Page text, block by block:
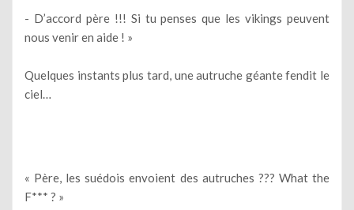
- D’accord père !!! Si tu penses que les vikings peuvent
nous venir en aide ! »
Quelques instants plus tard, une autruche géante fendit le
ciel…
« Père, les suédois envoient des autruches ??? What the
F*** ? »